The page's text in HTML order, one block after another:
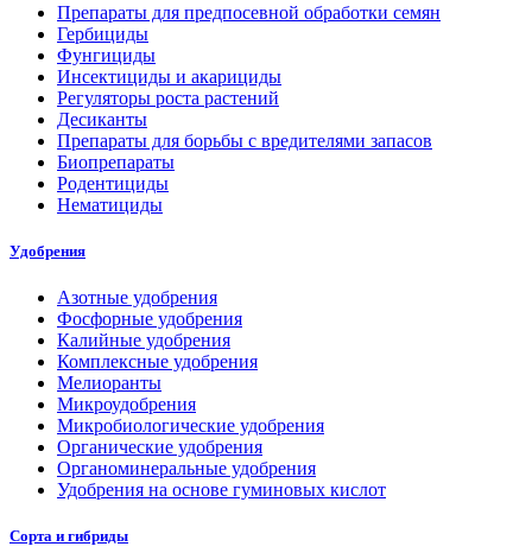
Препараты для предпосевной обработки семян
Гербициды
Фунгициды
Инсектициды и акарициды
Регуляторы роста растений
Десиканты
Препараты для борьбы с вредителями запасов
Биопрепараты
Родентициды
Нематициды
Удобрения
Азотные удобрения
Фосфорные удобрения
Калийные удобрения
Комплексные удобрения
Мелиоранты
Микроудобрения
Микробиологические удобрения
Органические удобрения
Органоминеральные удобрения
Удобрения на основе гуминовых кислот
Сорта и гибриды